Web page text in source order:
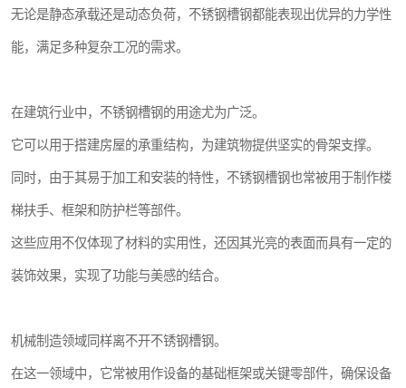
无论是静态承载还是动态负荷，不锈钢槽钢都能表现出优异的力学性
能，满足多种复杂工况的需求。
在建筑行业中，不锈钢槽钢的用途尤为广泛。
它可以用于搭建房屋的承重结构，为建筑物提供坚实的骨架支撑。
同时，由于其易于加工和安装的特性，不锈钢槽钢也常被用于制作楼
梯扶手、框架和防护栏等部件。
这些应用不仅体现了材料的实用性，还因其光亮的表面而具有一定的
装饰效果，实现了功能与美感的结合。
机械制造领域同样离不开不锈钢槽钢。
在这一领域中，它常被用作设备的基础框架或关键零部件，确保设备